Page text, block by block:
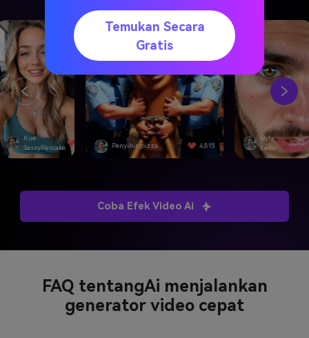
Kue
SassyPancake
Penyihir pizza 4,815
Byte
beku
3,092
Coba Efek Video Ai
FAQ tentangAi menjalankan
generator video cepat
Temukan Secara
Gratis